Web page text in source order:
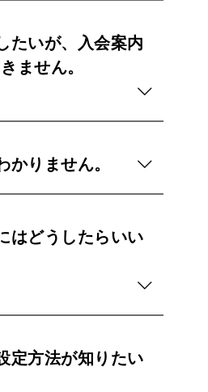
たいが、入会案内
ません。
かりません。
はどうしたらいい
定方法が知りたい